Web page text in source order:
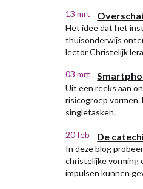
13 mrt
Het idee dat het
thuisonderwijs
lector Christelijk
03 mrt
Uit een reeks aan
risicogroep
singletasken.
20 feb De
In deze blog
christelijke vorming
impulsen kunnen